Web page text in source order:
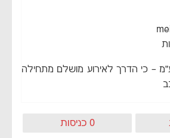
– כי הדרך לאירוע מושלם מתחילה
0 כניסות